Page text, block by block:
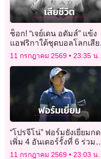
ช็อก! “เจย์เดน อดัมส์” แข้ง
แอฟริกาใต้ชุดบอลโลกเสีย
ชีวิต
11 กรกฎาคม 2569 23:35 น.
“โปรจีโน่” ฟอร์มยังเยี่ยมกด
เพิ่ม 4 อันเดอร์รั้งที่ 6 ร่วม
สวิงเอวิยอง
11 กรกฎาคม 2569 23:03 น.